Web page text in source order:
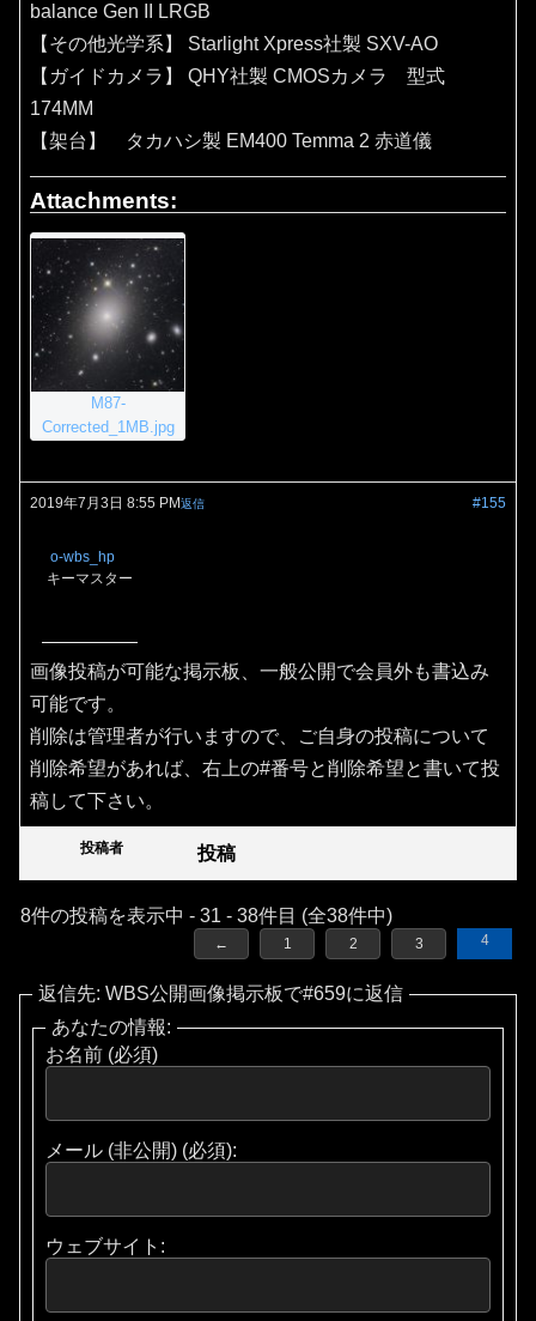
balance Gen II LRGB
【その他光学系】 Starlight Xpress社製 SXV-AO
【ガイドカメラ】 QHY社製 CMOSカメラ 型式
174MM
【架台】 タカハシ製 EM400 Temma 2 赤道儀
Attachments:
M87-
Corrected_1MB.jpg
2019年7月3日 8:55 PM #155
返信
o-wbs_hp
キーマスター
画像投稿が可能な掲示板、一般公開で会員外も書込み
可能です。
削除は管理者が行いますので、ご自身の投稿について
削除希望があれば、右上の#番号と削除希望と書いて投
稿して下さい。
投稿者 投稿
8件の投稿を表示中 - 31 - 38件目 (全38件中)
← 1 2 3 4
返信先: WBS公開画像掲示板で#659に返信
あなたの情報:
お名前 (必須)
メール (非公開) (必須):
ウェブサイト: